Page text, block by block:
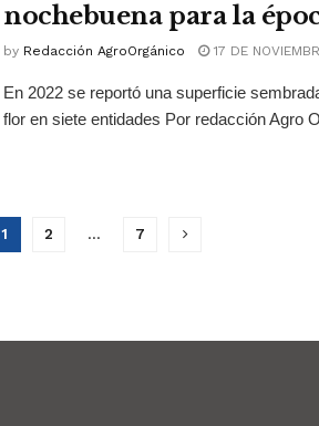
nochebuena para la
by Redacción AgroOrgánico 17 DE
En 2022 se reportó una superficie
flor en siete entidades Por redacción Agro
1 2 … 7